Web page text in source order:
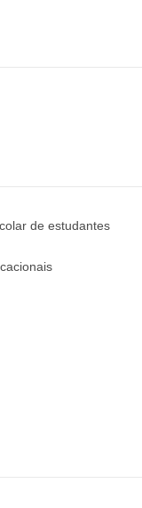
de estudantes